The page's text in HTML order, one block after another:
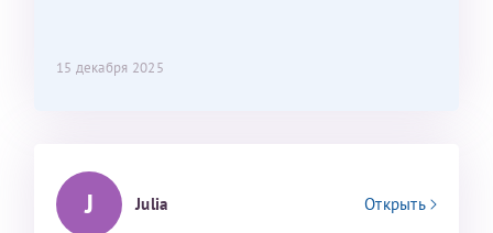
15 декабря 2025
J Julia Открыть